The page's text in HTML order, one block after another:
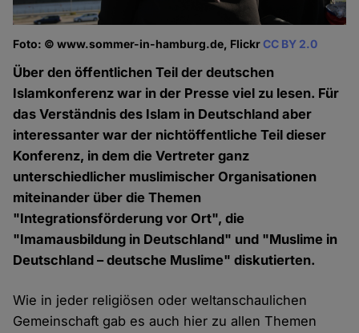
Foto: © www.sommer-in-hamburg.de, FlickrCC BY 2.0
Über den öffentlichen Teil der deutschen
Islamkonferenz war in der Presse viel zu lesen. Für
das Verständnis des Islam in Deutschland aber
interessanter war der nichtöffentliche Teil dieser
Konferenz, in dem die Vertreter ganz
unterschiedlicher muslimischer Organisationen
miteinander über die Themen
"Integrationsförderung vor Ort", die
"Imamausbildung in Deutschland" und "Muslime in
Deutschland – deutsche Muslime" diskutierten.
Wie in jeder religiösen oder weltanschaulichen
Gemeinschaft gab es auch hier zu allen Themen